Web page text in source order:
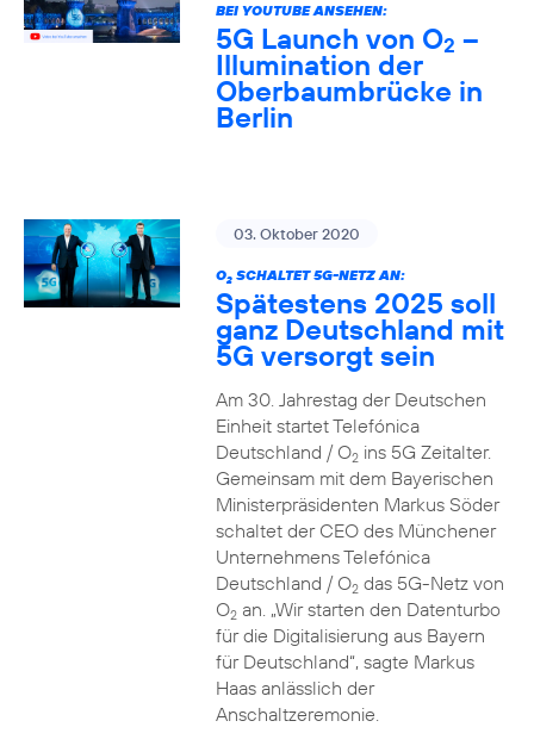
BEI YOUTUBE ANSEHEN:
5G Launch von O2 –
Illumination der
Oberbaumbrücke in
Berlin
03. Oktober 2020
O2SCHALTET 5G-NETZ AN:
Spätestens 2025 soll
ganz Deutschland mit
5G versorgt sein
Am 30. Jahrestag der Deutschen
Einheit startet Telefónica
Deutschland / O2ins 5G Zeitalter.
Gemeinsam mit dem Bayerischen
Ministerpräsidenten Markus Söder
schaltet der CEO des Münchener
Unternehmens Telefónica
Deutschland / O2das 5G-Netz von
O2an. „Wir starten den Datenturbo
für die Digitalisierung aus Bayern
für Deutschland“, sagte Markus
Haas anlässlich der
Anschaltzeremonie.